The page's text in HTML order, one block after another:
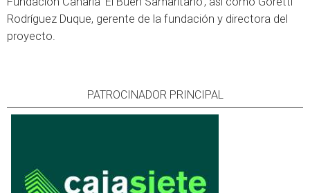
Rodríguez Duque, gerente de la fundación y directora del
proyecto.
PATROCINADOR PRINCIPAL